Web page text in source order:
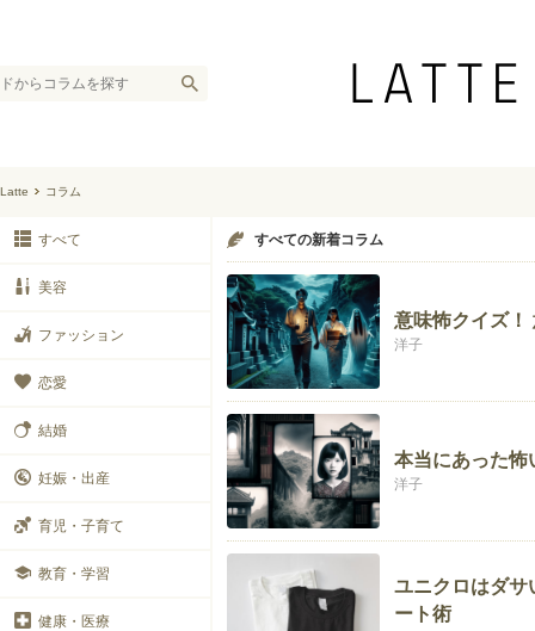
Latte コラム
すべて
美容
ファッション
恋愛
結婚
妊娠・出産
育児・子育て
教育・学習
健康・医療
すべての新着コラム
意味怖クイズ！
洋子
本当にあった怖
洋子
ユニクロはダサ
ート術